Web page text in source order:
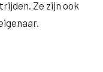
Ze zijn ook